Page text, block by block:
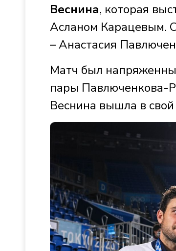
Веснина, которая
Асланом Карацевым.
– Анастасия
Матч был
пары Павлюченкова-
Веснина вышла в